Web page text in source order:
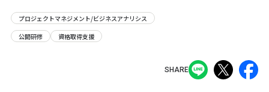
プロジェクトマネジメント/ビジネスアナリシス
公開研修
資格取得支援
SHARE